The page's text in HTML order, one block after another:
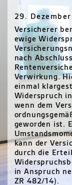
29.
Versicherer
ewige
nach
Verwirkung.
einmal
Widerspruch
wenn dem
geworden ist.
kann der
durch die
in Anspruch
ZR 482/14).